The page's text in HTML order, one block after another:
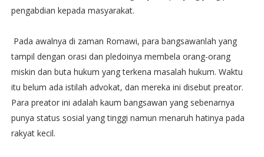
pengabdian kepada masyarakat.
Pada awalnya di zaman Romawi, para bangsawanlah yang
tampil dengan orasi dan pledoinya membela orang-orang
miskin dan buta hukum yang terkena masalah hukum. Waktu
itu belum ada istilah advokat, dan mereka ini disebut preator.
Para preator ini adalah kaum bangsawan yang sebenarnya
punya status sosial yang tinggi namun menaruh hatinya pada
rakyat kecil.